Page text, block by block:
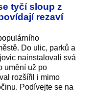
tyčí sloup z
rezaví
Do ulic, parků a
nainstalovali svá
umění už po
rozšířil i mimo
Podívejte se na